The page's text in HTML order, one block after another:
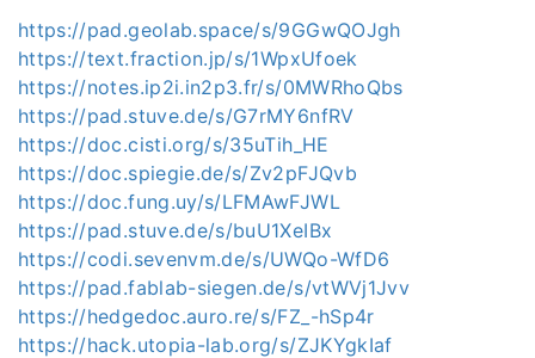
https://pad.geolab.space/s/9GGwQOJgh
https://text.fraction.jp/s/1WpxUfoek
https://notes.ip2i.in2p3.fr/s/0MWRhoQbs
https://pad.stuve.de/s/G7rMY6nfRV
https://doc.cisti.org/s/35uTih_HE
https://doc.spiegie.de/s/Zv2pFJQvb
https://doc.fung.uy/s/LFMAwFJWL
https://pad.stuve.de/s/buU1XeIBx
https://codi.sevenvm.de/s/UWQo-WfD6
https://pad.fablab-siegen.de/s/vtWVj1Jvv
https://hedgedoc.auro.re/s/FZ_-hSp4r
https://hack.utopia-lab.org/s/ZJKYgkIaf